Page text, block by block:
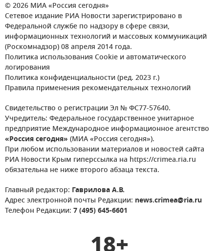
© 2026 МИА «Россия сегодня»
Сетевое издание РИА Новости зарегистрировано в
Федеральной службе по надзору в сфере связи,
информационных технологий и массовых коммуникаций
(Роскомнадзор) 08 апреля 2014 года.
Политика использования Cookie и автоматического
логирования
Политика конфиденциальности (ред. 2023 г.)
Правила применения рекомендательных технологий
Свидетельство о регистрации Эл № ФС77-57640.
Учредитель: Федеральное государственное унитарное
предприятие Международное информационное агентство
«Россия сегодня» (МИА «Россия сегодня»).
При любом использовании материалов и новостей сайта
РИА Новости Крым гиперссылка на https://crimea.ria.ru
обязательна не ниже второго абзаца текста.
Главный редактор: Гаврилова А.В.
Адрес электронной почты Редакции: news.crimea@ria.ru
Телефон Редакции: 7 (495) 645-6601